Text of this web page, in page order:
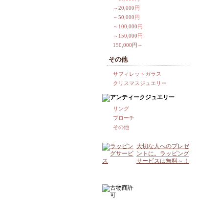
～20,000円
～50,000円
～100,000円
～150,000円
150,000円～
その他
サフィレットガラス
クリスマスジュエリー
リング
ブローチ
その他
大切な人へのプレゼ
ントに。ラッピング
サービスは無料～！